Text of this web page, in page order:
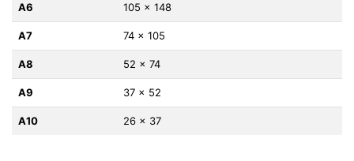
A6 105 x 148
A7 74 x 105
A8 52 x 74
A9 37 x 52
A10 26 x 37